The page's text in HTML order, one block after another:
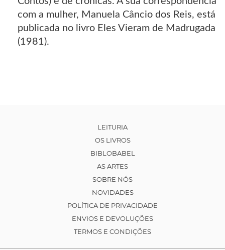
com a mulher, Manuela Câncio dos Reis, está
publicada no livro Eles Vieram de Madrugada
(1981).
LEITURIA
OS LIVROS
BIBLOBABEL
AS ARTES
SOBRE NÓS
NOVIDADES
POLÍTICA DE PRIVACIDADE
ENVIOS E DEVOLUÇÕES
TERMOS E CONDIÇÕES